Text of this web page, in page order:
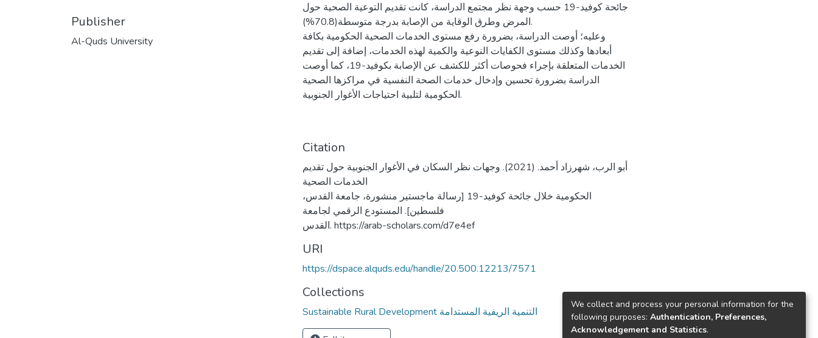
Publisher
Al-Quds University
جائحة كوفيد-19 حسب وجهة نظر مجتمع الدراسة، كانت تقديم التوعية الصحية حول
المرض وطرق الوقاية من الإصابة بدرجة متوسطة(70.8%).
وعليه؛ أوصت الدراسة، بضرورة رفع مستوى الخدمات الصحية الحكومية بكافة
أبعادها وكذلك مستوى الكفايات النوعية والكمية لهذه الخدمات، إضافة إلى تقديم
الخدمات المتعلقة بإجراء فحوصات أكثر للكشف عن الإصابة بكوفيد-19، كما أوصت
الدراسة بضرورة تحسين وإدخال خدمات الصحة النفسية في مراكزها الصحية
الحكومية لتلبية احتياجات الأغوار الجنوبية.
Citation
أبو الرب، شهرزاد أحمد. (2021). وجهات نظر السكان في الأغوار الجنوبية حول تقديم
الخدمات الصحية
الحكومية خلال جائحة كوفيد-19 [رسالة ماجستير منشورة، جامعة القدس،
فلسطين]. المستودع الرقمي لجامعة
القدس. https://arab-scholars.com/d7e4ef
URI
https://dspace.alquds.edu/handle/20.500.12213/7571
Collections
Sustainable Rural Development التنمية الريفية المستدامة
We collect and process your personal information for the
following purposes: Authentication, Preferences,
Acknowledgement and Statistics.